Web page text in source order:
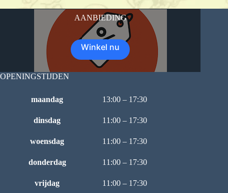
AANBIEDING
Winkel nu
OPENINGSTIJDEN
maandag 13:00 – 17:30
dinsdag 11:00 – 17:30
woensdag 11:00 – 17:30
donderdag 11:00 – 17:30
vrijdag 11:00 – 17:30